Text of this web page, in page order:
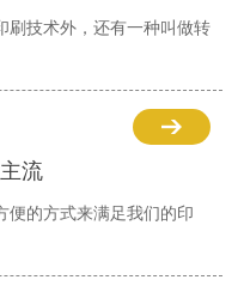
刷技术外，还有一种叫做转
流
便的方式来满足我们的印